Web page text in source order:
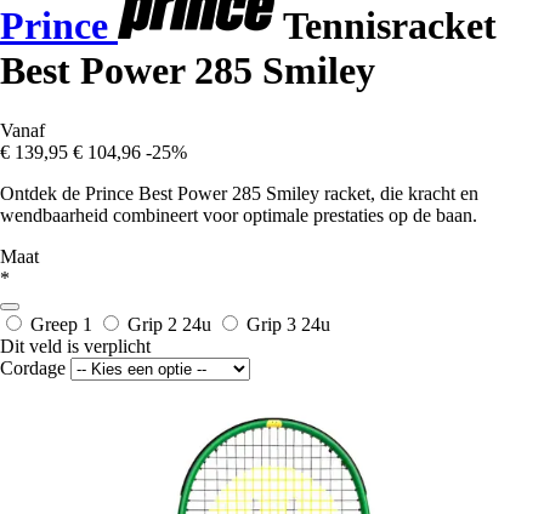
Prince
Tennisracket
Best Power 285 Smiley
Vanaf
€ 139,95 € 104,96 -25%
Ontdek de Prince Best Power 285 Smiley racket, die kracht en
wendbaarheid combineert voor optimale prestaties op de baan.
Maat
*
Greep 1 Grip 2 24u Grip 3 24u
Dit veld is verplicht
Cordage